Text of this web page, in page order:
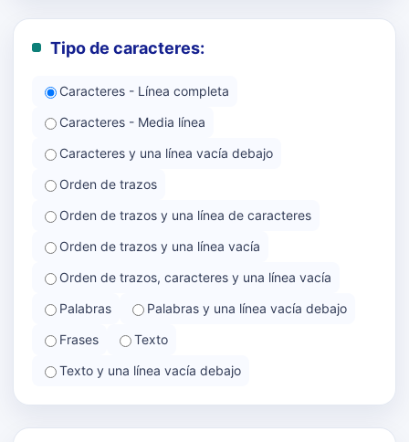
Tipo de caracteres:
Caracteres - Línea completa
Caracteres - Media línea
Caracteres y una línea vacía debajo
Orden de trazos
Orden de trazos y una línea de caracteres
Orden de trazos y una línea vacía
Orden de trazos, caracteres y una línea vacía
Palabras
Palabras y una línea vacía debajo
Frases
Texto
Texto y una línea vacía debajo